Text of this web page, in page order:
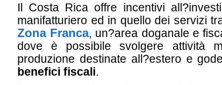
Il Costa Rica offre incentivi
manifatturiero ed in quello dei servizi
Zona Franca, un?area doganale e
dove è possibile svolgere attività
produzione destinate all?estero e
benefici fiscali.